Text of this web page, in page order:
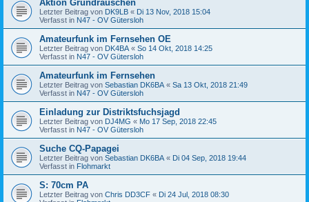
Aktion Grundrauschen
Letzter Beitrag von DK9LB « Di 13 Nov, 2018 15:04
Verfasst in N47 - OV Gütersloh
Amateurfunk im Fernsehen OE
Letzter Beitrag von DK4BA « So 14 Okt, 2018 14:25
Verfasst in N47 - OV Gütersloh
Amateurfunk im Fernsehen
Letzter Beitrag von Sebastian DK6BA « Sa 13 Okt, 2018 21:49
Verfasst in N47 - OV Gütersloh
Einladung zur Distriktsfuchsjagd
Letzter Beitrag von DJ4MG « Mo 17 Sep, 2018 22:45
Verfasst in N47 - OV Gütersloh
Suche CQ-Papagei
Letzter Beitrag von Sebastian DK6BA « Di 04 Sep, 2018 19:44
Verfasst in Flohmarkt
S: 70cm PA
Letzter Beitrag von Chris DD3CF « Di 24 Jul, 2018 08:30